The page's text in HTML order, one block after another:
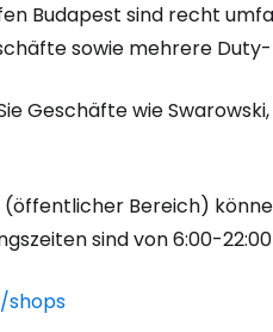
Budapest sind recht
sowie mehrere
Geschäfte wie
Bereich)
sind von 6:00-
shops